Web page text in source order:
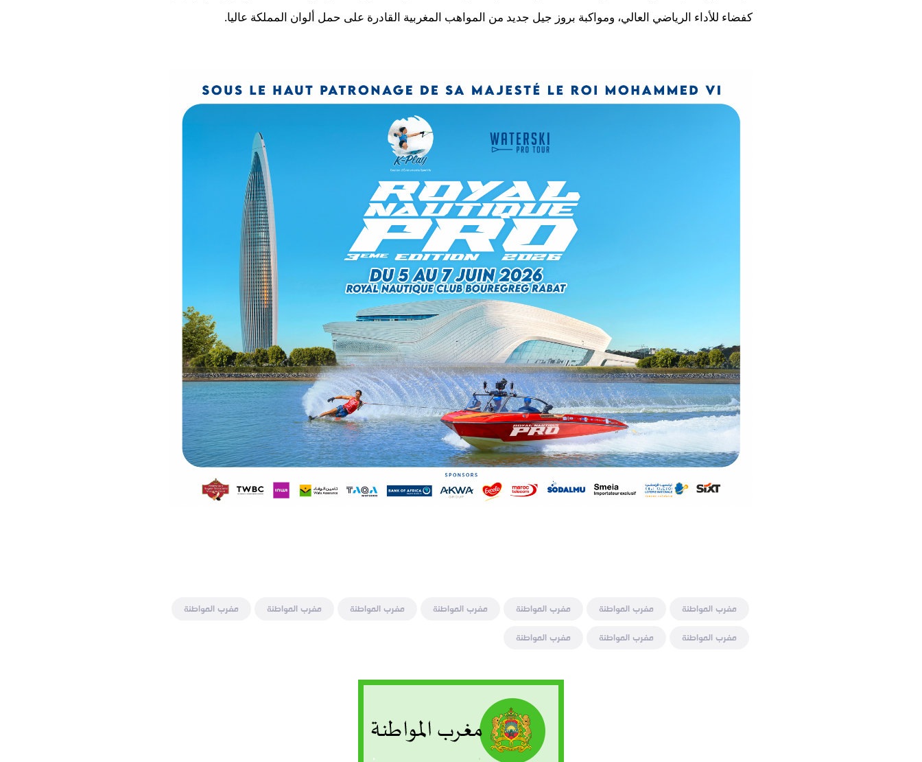
كفضاء للأداء الرياضي العالي، ومواكبة بروز جيل جديد من المواهب المغربية القادرة على حمل ألوان المملكة عاليا.
مغرب المواطنة مغرب المواطنة مغرب المواطنة مغرب المواطنة مغرب المواطنة مغرب المواطنة
مغرب المواطنة
مغرب المواطنة
مغرب المواطنة مغرب المواطنة